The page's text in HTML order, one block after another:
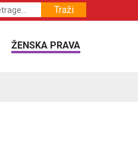
Traži
ŽENSKA PRAVA